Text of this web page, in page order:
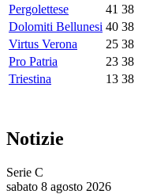
Pergolettese
41 38
Dolomiti Bellunesi 40 38
Virtus Verona
25 38
Pro Patria
23 38
Triestina
13 38
Notizie
Serie C
sabato 8 agosto 2026